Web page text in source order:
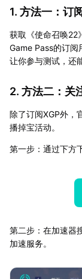
1. 方法一：订
获取《使命召唤22
Game Pass的订阅
让你参与测试，还
2. 方法二：关
除了订阅XGP外，
播掉宝活动。
第一步：通过下方
第二步：在加速器
加速服务。